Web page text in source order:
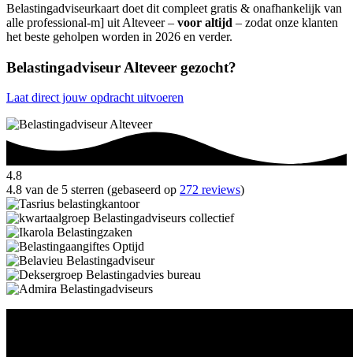
Belastingadviseurkaart doet dit compleet gratis & onafhankelijk van
alle professional-m] uit Alteveer – voor altijd – zodat onze klanten
het beste geholpen worden in 2026 en verder.
Belastingadviseur Alteveer gezocht?
Laat direct jouw opdracht uitvoeren
4.8
4.8 van de 5 sterren (gebaseerd op 272 reviews)